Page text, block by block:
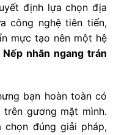
định lựa chọn địa
công nghệ tiên tiến,
mực tạo nên một hệ
Nếp nhăn ngang trán
bạn hoàn toàn có
gương mặt mình.
chọn đúng giải pháp,